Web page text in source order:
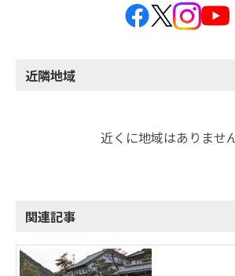
近隣地域
近くに地域はありませ
関連記事